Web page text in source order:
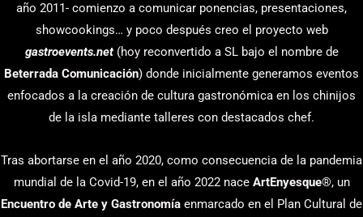
año 2011- comienzo a comunicar ponencias, presentaciones,
showcookings… y poco después creo el proyecto web
gastroevents.net(hoy reconvertido a SL bajo el nombre de
Beterrada Comunicación) donde inicialmente generamos eventos
enfocados a la creación de cultura gastronómica en los chinijos
de la isla mediante talleres con destacados chef.
Tras abortarse en el año 2020, como consecuencia de la pandemia
mundial de la Covid-19, en el año 2022 nace ArtEnyesque®, un
Encuentro de Arte y Gastronomía enmarcado en el Plan Cultural de